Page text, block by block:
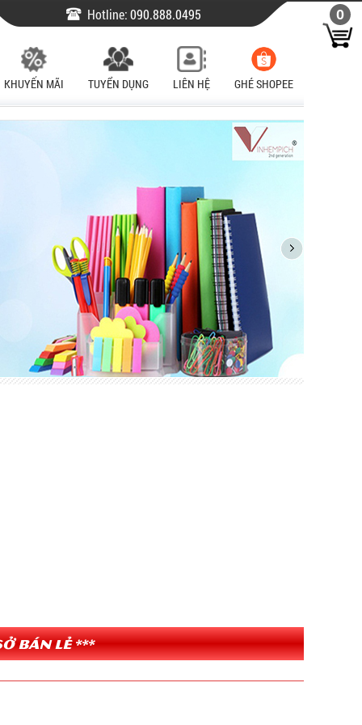
KHUYẾN MÃI TUYỂN DỤNG LIÊN HỆ GHÉ SHOPEE
Hotline:090.888.0495
bán lẻ ***
0